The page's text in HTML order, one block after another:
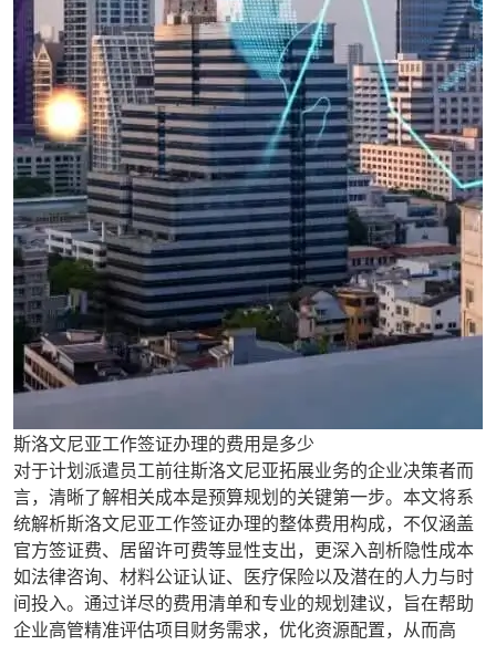
斯洛文尼亚工作签证办理的费用是多少
对于计划派遣员工前往斯洛文尼亚拓展业务的企业决策者而
言，清晰了解相关成本是预算规划的关键第一步。本文将系
统解析斯洛文尼亚工作签证办理的整体费用构成，不仅涵盖
官方签证费、居留许可费等显性支出，更深入剖析隐性成本
如法律咨询、材料公证认证、医疗保险以及潜在的人力与时
间投入。通过详尽的费用清单和专业的规划建议，旨在帮助
企业高管精准评估项目财务需求，优化资源配置，从而高